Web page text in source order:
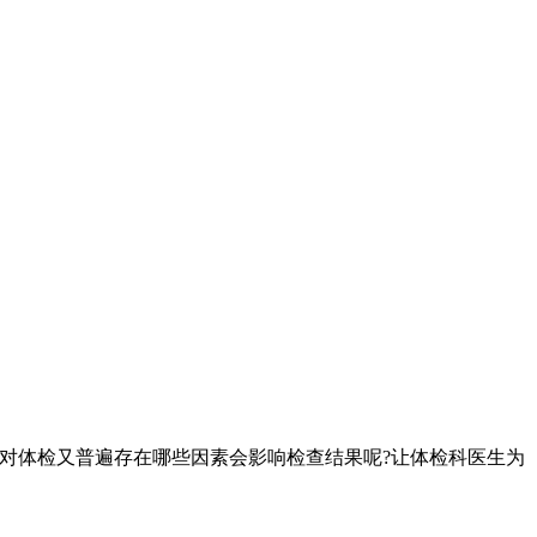
检又普遍存在哪些因素会影响检查结果呢?让体检科医生为